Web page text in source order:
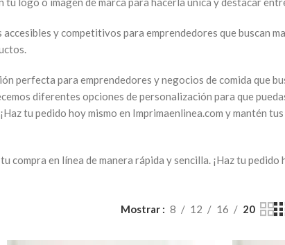
y competitivos para emprendedores que buscan
perfecta para emprendedores y negocios de comida que
diferentes opciones de personalización para que
tu pedido hoy mismo en Imprimaenlinea.com y mantén
compra en línea de manera rápida y sencilla. ¡Haz tu pedido
Mostrar 8 12 16 20